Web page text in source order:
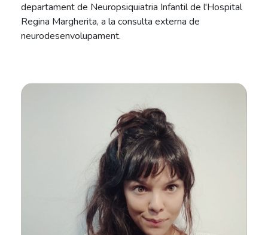
departament de Neuropsiquiatria Infantil de l'Hospital
Regina Margherita, a la consulta externa de
neurodesenvolupament.